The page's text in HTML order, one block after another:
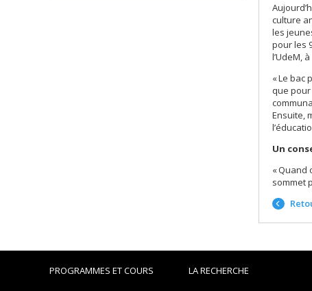
culture
les
pour les
l’UdeM,
« Le bac
que pour
Ensuite,
Un
« Quand
sommet
PROGRAMMES ET COURS LA RECHERCHE